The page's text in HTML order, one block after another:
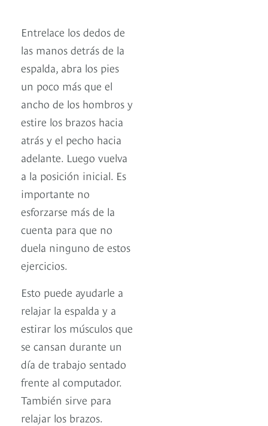
Entrelace los dedos de
las manos detrás de la
espalda, abra los pies
un poco más que el
ancho de los hombros y
estire los brazos hacia
atrás y el pecho hacia
adelante. Luego vuelva
a la posición inicial. Es
importante no
esforzarse más de la
cuenta para que no
duela ninguno de estos
ejercicios.
Esto puede ayudarle a
relajar la espalda y a
estirar los músculos que
se cansan durante un
día de trabajo sentado
frente al computador.
También sirve para
relajar los brazos.